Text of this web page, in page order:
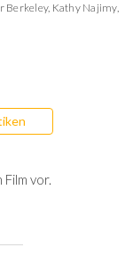
Berkeley, Kathy Najimy,
vor.